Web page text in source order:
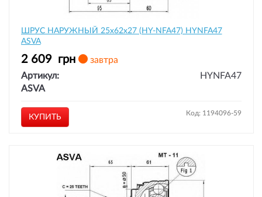
ШРУС НАРУЖНЫЙ 25x62x27 (HY-NFA47) HYNFA47
ASVA
2 609 грн
завтра
Артикул:
HYNFA47
ASVA
КУПИТЬ Код: 1194096-59